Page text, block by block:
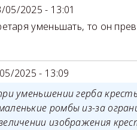
05/2025 - 13:01
уменьшать, то он
2025 - 13:09
уменьшении герба
ромбы из-за
изображения